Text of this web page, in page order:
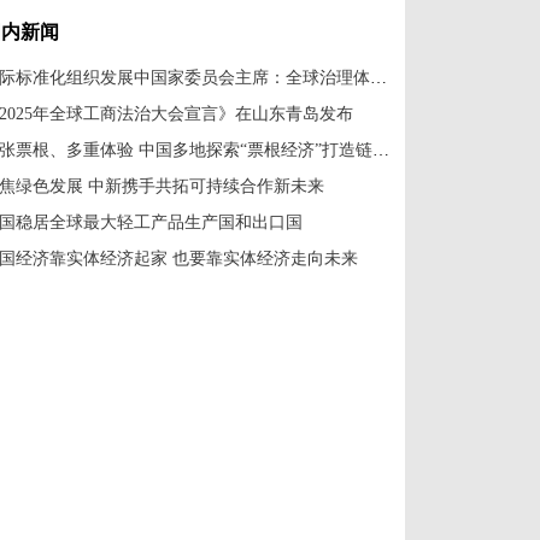
新闻
国际标准化组织发展中国家委员会主席：全球治理体系改革应共建共享
年全球工商法治大会宣言》在山东青岛发布
一张票根、多重体验 中国多地探索“票根经济”打造链式消费新场景
绿色发展 中新携手共拓可持续合作新未来
稳居全球最大轻工产品生产国和出口国
经济靠实体经济起家 也要靠实体经济走向未来